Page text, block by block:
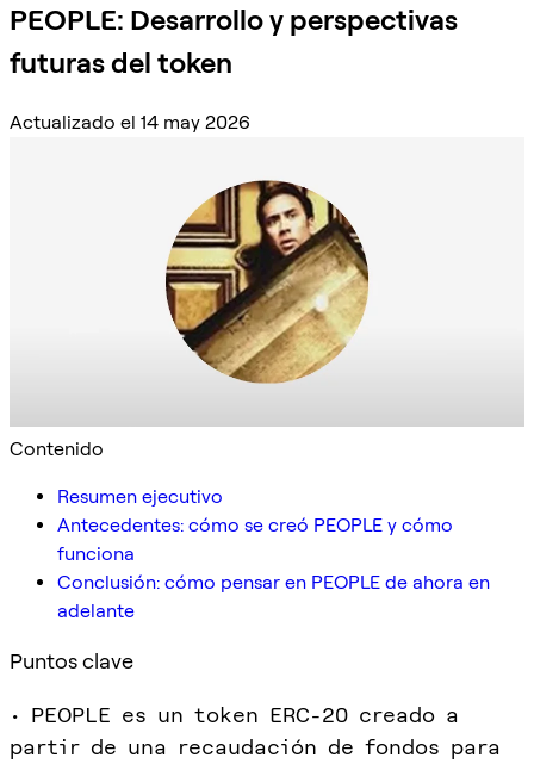
PEOPLE: Desarrollo y perspectivas
futuras del token
Actualizado el 14 may 2026
Contenido
Resumen ejecutivo
Antecedentes: cómo se creó PEOPLE y cómo
funciona
Conclusión: cómo pensar en PEOPLE de ahora en
adelante
Puntos clave
• PEOPLE es un token ERC-20 creado a
partir de una recaudación de fondos para